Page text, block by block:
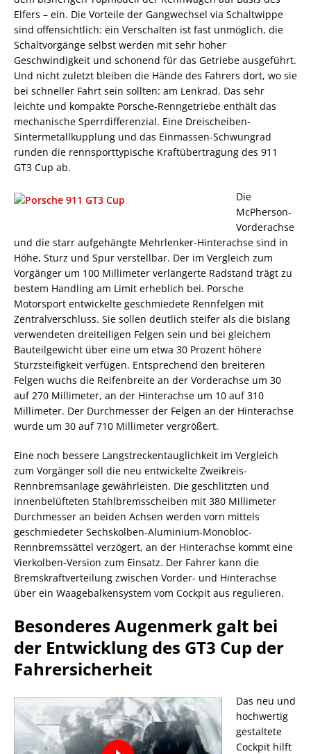
Elfers – ein. Die Vorteile der Gangwechsel via Schaltwippe
sind offensichtlich: ein Verschalten ist fast unmöglich, die
Schaltvorgänge selbst werden mit sehr hoher
Geschwindigkeit und schonend für das Getriebe ausgeführt.
Und nicht zuletzt bleiben die Hände des Fahrers dort, wo sie
bei schneller Fahrt sein sollten: am Lenkrad. Das sehr
leichte und kompakte Porsche-Renngetriebe enthält das
mechanische Sperrdifferenzial. Eine Dreischeiben-
Sintermetallkupplung und das Einmassen-Schwungrad
runden die rennsporttypische Kraftübertragung des 911
GT3 Cup ab.
Die
McPherson-
Vorderachse
und die starr aufgehängte Mehrlenker-Hinterachse sind in
Höhe, Sturz und Spur verstellbar. Der im Vergleich zum
Vorgänger um 100 Millimeter verlängerte Radstand trägt zu
bestem Handling am Limit erheblich bei. Porsche
Motorsport entwickelte geschmiedete Rennfelgen mit
Zentralverschluss. Sie sollen deutlich steifer als die bislang
verwendeten dreiteiligen Felgen sein und bei gleichem
Bauteilgewicht über eine um etwa 30 Prozent höhere
Sturzsteifigkeit verfügen. Entsprechend den breiteren
Felgen wuchs die Reifenbreite an der Vorderachse um 30
auf 270 Millimeter, an der Hinterachse um 10 auf 310
Millimeter. Der Durchmesser der Felgen an der Hinterachse
wurde um 30 auf 710 Millimeter vergrößert.
Eine noch bessere Langstreckentauglichkeit im Vergleich
zum Vorgänger soll die neu entwickelte Zweikreis-
Rennbremsanlage gewährleisten. Die geschlitzten und
innenbelüfteten Stahlbremsscheiben mit 380 Millimeter
Durchmesser an beiden Achsen werden vorn mittels
geschmiedeter Sechskolben-Aluminium-Monobloc-
Rennbremssättel verzögert, an der Hinterachse kommt eine
Vierkolben-Version zum Einsatz. Der Fahrer kann die
Bremskraftverteilung zwischen Vorder- und Hinterachse
über ein Waagebalkensystem vom Cockpit aus regulieren.
Besonderes Augenmerk galt bei
der Entwicklung des GT3 Cup der
Fahrersicherheit
Das neu und
hochwertig
gestaltete
Cockpit hilft